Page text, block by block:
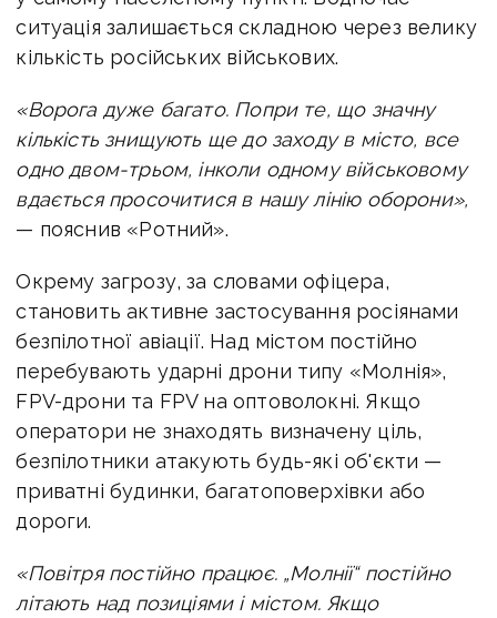
ситуація залишається складною через велику
кількість російських військових.
«Ворога дуже багато. Попри те, що значну
кількість знищують ще до заходу в місто, все
одно двом-трьом, інколи одному військовому
вдається просочитися в нашу лінію оборони»,
— пояснив «Ротний».
Окрему загрозу, за словами офіцера,
становить активне застосування росіянами
безпілотної авіації. Над містом постійно
перебувають ударні дрони типу «Молнія»,
FPV-дрони та FPV на оптоволокні. Якщо
оператори не знаходять визначену ціль,
безпілотники атакують будь-які об'єкти —
приватні будинки, багатоповерхівки або
дороги.
«Повітря постійно працює. „Молнії“ постійно
літають над позиціями і містом. Якщо